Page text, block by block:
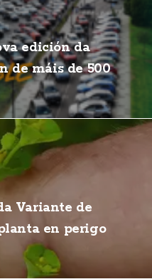
edición da
de máis de 500
Variante de
en perigo